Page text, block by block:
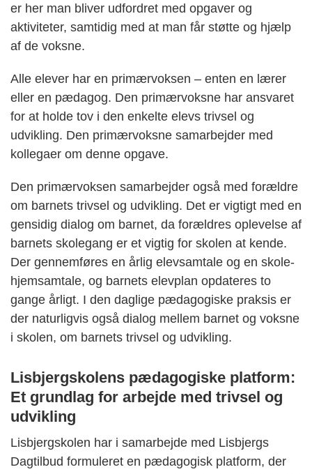
er her man bliver udfordret med opgaver og
aktiviteter, samtidig med at man får støtte og hjælp
af de voksne.
Alle elever har en primærvoksen – enten en lærer
eller en pædagog. Den primærvoksne har ansvaret
for at holde tov i den enkelte elevs trivsel og
udvikling. Den primærvoksne samarbejder med
kollegaer om denne opgave.
Den primærvoksen samarbejder også med forældre
om barnets trivsel og udvikling. Det er vigtigt med en
gensidig dialog om barnet, da forældres oplevelse af
barnets skolegang er et vigtig for skolen at kende.
Der gennemføres en årlig elevsamtale og en skole-
hjemsamtale, og barnets elevplan opdateres to
gange årligt. I den daglige pædagogiske praksis er
der naturligvis også dialog mellem barnet og voksne
i skolen, om barnets trivsel og udvikling.
Lisbjergskolens pædagogiske platform:
Et grundlag for arbejde med trivsel og
udvikling
Lisbjergskolen har i samarbejde med Lisbjergs
Dagtilbud formuleret en pædagogisk platform, der